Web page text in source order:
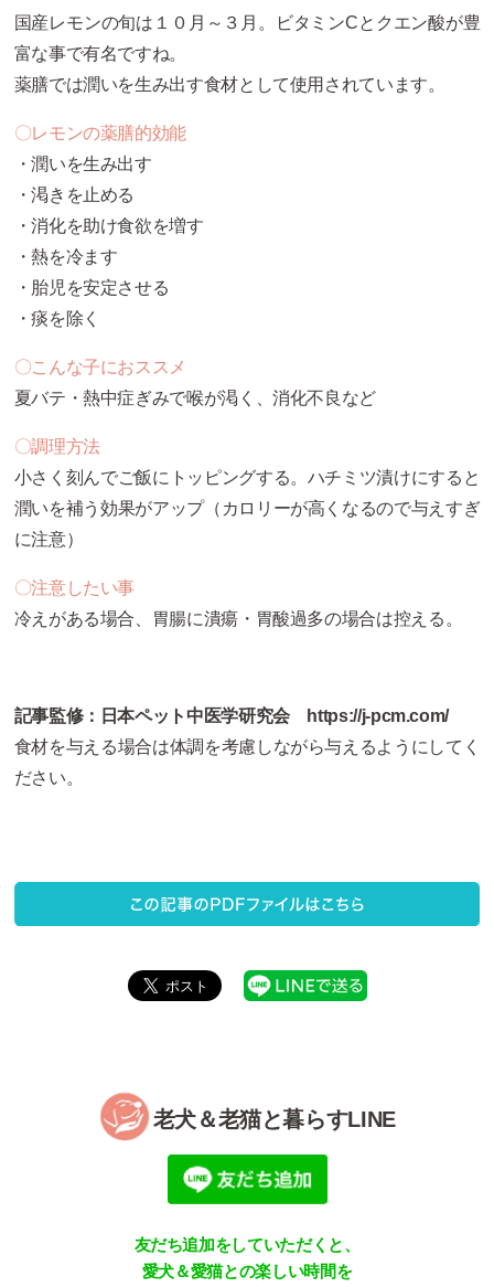
国産レモンの旬は１０月～３月。ビタミンCとクエン酸が豊
富な事で有名ですね。
薬膳では潤いを生み出す食材として使用されています。
〇レモンの薬膳的効能
・潤いを生み出す
・渇きを止める
・消化を助け食欲を増す
・熱を冷ます
・胎児を安定させる
・痰を除く
〇こんな子におススメ
夏バテ・熱中症ぎみで喉が渇く、消化不良など
〇調理方法
小さく刻んでご飯にトッピングする。ハチミツ漬けにすると
潤いを補う効果がアップ（カロリーが高くなるので与えすぎ
に注意）
〇注意したい事
冷えがある場合、胃腸に潰瘍・胃酸過多の場合は控える。
記事監修： 日本ペット中医学研究会 https://j-pcm.com/
食材を与える場合は体調を考慮しながら与えるようにしてく
ださい。
老犬＆老猫と暮らすLINE
友だち追加をしていただくと、
愛犬＆愛猫との楽しい時間を